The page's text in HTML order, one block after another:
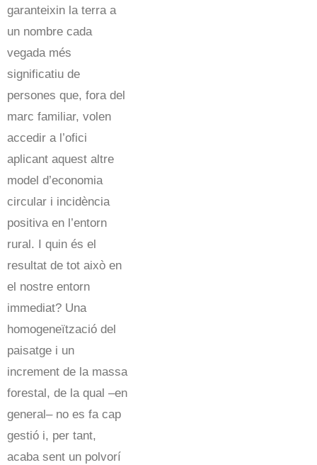
garanteixin la terra a
un nombre cada
vegada més
significatiu de
persones que, fora del
marc familiar, volen
accedir a l’ofici
aplicant aquest altre
model d’economia
circular i incidència
positiva en l’entorn
rural. I quin és el
resultat de tot això en
el nostre entorn
immediat? Una
homogeneïtzació del
paisatge i un
increment de la massa
forestal, de la qual –en
general– no es fa cap
gestió i, per tant,
acaba sent un polvorí